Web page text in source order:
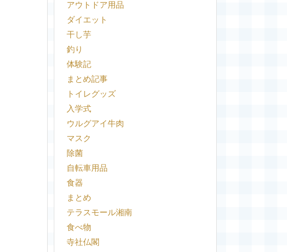
アウトドア用品
ダイエット
干し芋
釣り
体験記
まとめ記事
トイレグッズ
入学式
ウルグアイ牛肉
マスク
除菌
自転車用品
食器
まとめ
テラスモール湘南
食べ物
寺社仏閣